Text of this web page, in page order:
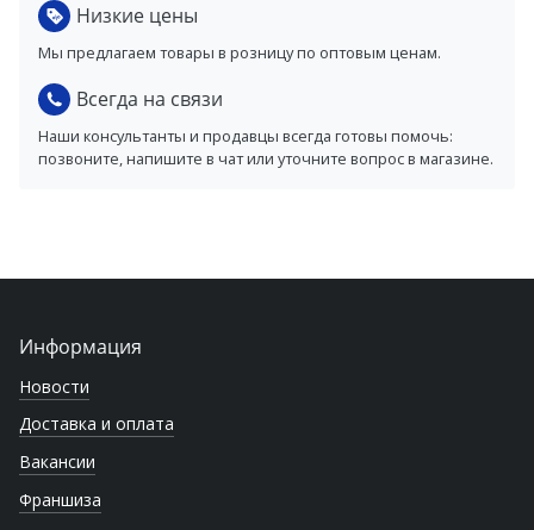
Низкие цены
Мы предлагаем товары в розницу по оптовым ценам.
Всегда на связи
Наши консультанты и продавцы всегда готовы помочь:
позвоните, напишите в чат или уточните вопрос в магазине.
Информация
Новости
Доставка и оплата
Вакансии
Франшиза